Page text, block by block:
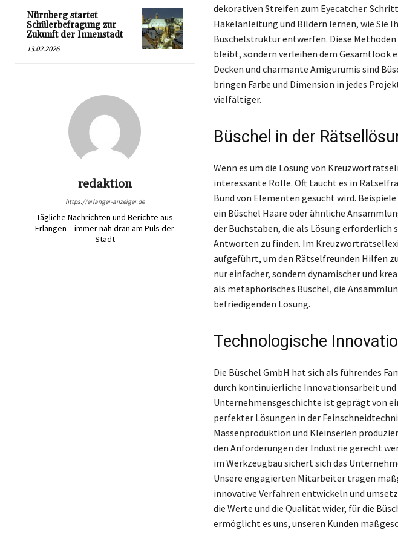
Nürnberg startet
Schülerbefragung zur
Zukunft der Innenstadt
13.02.2026
redaktion
https://erlanger-anzeiger.de
Tägliche Nachrichten und Berichte aus
Erlangen – immer nah dran am Puls der
Stadt
dekorativen Streifen zum Eyecatcher.
Häkelanleitung und Bildern lernen, wie Sie
Büschelstruktur entwerfen. Diese
bleibt, sondern verleihen dem Gesamtlook
Decken und charmante Amigurumis sind
bringen Farbe und Dimension in jedes
vielfältiger.
Büschel in der
Wenn es um die Lösung von
interessante Rolle. Oft taucht es in
Bund von Elementen gesucht wird.
ein Büschel Haare oder ähnliche
der Buchstaben, die als Lösung
Antworten zu finden. Im
aufgeführt, um den Rätselfreunden Hilfen
nur einfacher, sondern dynamischer und
als metaphorisches Büschel, die
befriedigenden Lösung.
Technologische
Die Büschel GmbH hat sich als führendes
durch kontinuierliche Innovationsarbeit
Unternehmensgeschichte ist geprägt von
perfekter Lösungen in der
Massenproduktion und Kleinserien
den Anforderungen der Industrie gerecht
im Werkzeugbau sichert sich das
Unsere engagierten Mitarbeiter tragen
innovative Verfahren entwickeln und
die Werte und die Qualität wider, für die
ermöglicht es uns, unseren Kunden